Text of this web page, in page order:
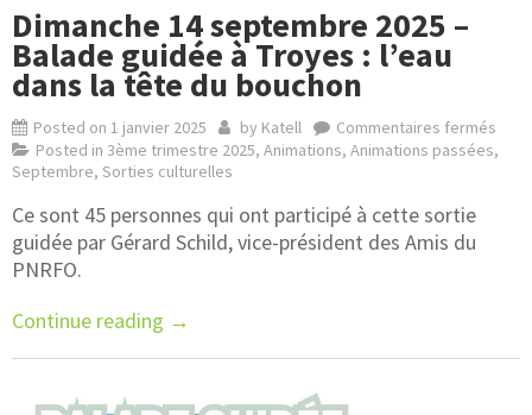
Dimanche 14 septembre 2025 –
Balade guidée à Troyes : l’eau
dans la tête du bouchon
Posted on 1 janvier 2025 by Katell
Commentaires fermés
Posted in 3ème trimestre 2025, Animations, Animations passées,
Septembre, Sorties culturelles
Ce sont 45 personnes qui ont participé à cette sortie
guidée par Gérard Schild, vice-président des Amis du
PNRFO.
Continue reading →